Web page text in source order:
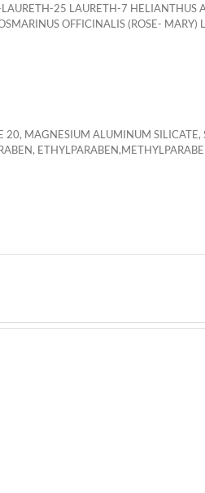
25 LAURETH-7 HELIANTHUS
OFFICINALIS (ROSE- MARY)
MAGNESIUM ALUMINUM